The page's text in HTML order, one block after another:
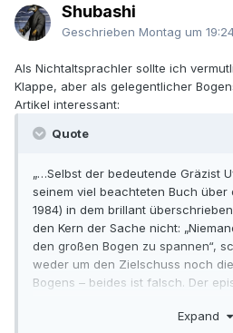
Shubashi
Geschrieben Montag um
Als Nichtaltsprachler sollte ich
Klappe, aber als gelegentlicher
Artikel interessant:
Quote
„…Selbst der bedeutende Gräzist
seinem viel beachteten Buch über
1984) in dem brillant
den Kern der Sache nicht:
den großen Bogen zu spannen“,
weder um den Zielschuss noch
Bogens – beides ist falsch. Der
sich Telemachos, der Sohn des
Expand